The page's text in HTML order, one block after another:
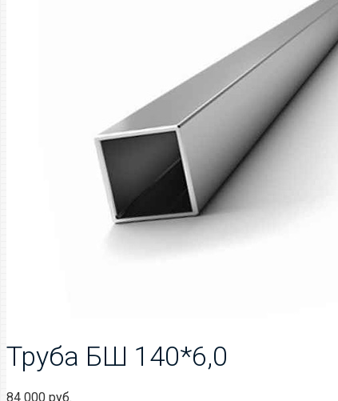
Труба БШ 140*6,0
84 000 руб.